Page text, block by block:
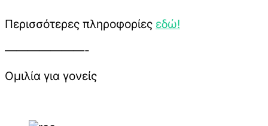
Περισσότερες πληροφορίες εδώ!
———————-
Ομιλία για γονείς